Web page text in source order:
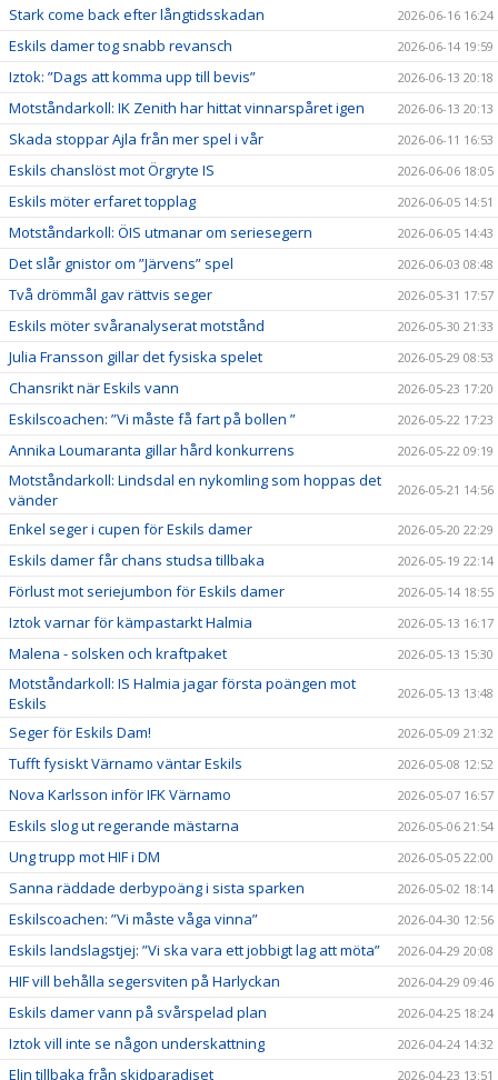
Stark come back efter långtidsskadan 2026-06-16 16:24
Eskils damer tog snabb revansch 2026-06-14 19:59
Iztok: ”Dags att komma upp till bevis” 2026-06-13 20:18
Motståndarkoll: IK Zenith har hittat vinnarspåret igen 2026-06-13 20:13
Skada stoppar Ajla från mer spel i vår 2026-06-11 16:53
Eskils chanslöst mot Örgryte IS 2026-06-06 18:05
Eskils möter erfaret topplag 2026-06-05 14:51
Motståndarkoll: ÖIS utmanar om seriesegern 2026-06-05 14:43
Det slår gnistor om ”Järvens” spel 2026-06-03 08:48
Två drömmål gav rättvis seger 2026-05-31 17:57
Eskils möter svåranalyserat motstånd 2026-05-30 21:33
Julia Fransson gillar det fysiska spelet 2026-05-29 08:53
Chansrikt när Eskils vann 2026-05-23 17:20
Eskilscoachen: ”Vi måste få fart på bollen ” 2026-05-22 17:23
Annika Loumaranta gillar hård konkurrens 2026-05-22 09:19
Motståndarkoll: Lindsdal en nykomling som hoppas det
vänder
2026-05-21 14:56
Enkel seger i cupen för Eskils damer 2026-05-20 22:29
Eskils damer får chans studsa tillbaka 2026-05-19 22:14
Förlust mot seriejumbon för Eskils damer 2026-05-14 18:55
Iztok varnar för kämpastarkt Halmia 2026-05-13 16:17
Malena - solsken och kraftpaket 2026-05-13 15:30
Motståndarkoll: IS Halmia jagar första poängen mot
Eskils
2026-05-13 13:48
Seger för Eskils Dam! 2026-05-09 21:32
Tufft fysiskt Värnamo väntar Eskils 2026-05-08 12:52
Nova Karlsson inför IFK Värnamo 2026-05-07 16:57
Eskils slog ut regerande mästarna 2026-05-06 21:54
Ung trupp mot HIF i DM 2026-05-05 22:00
Sanna räddade derbypoäng i sista sparken 2026-05-02 18:14
Eskilscoachen: ”Vi måste våga vinna” 2026-04-30 12:56
Eskils landslagstjej: ”Vi ska vara ett jobbigt lag att möta” 2026-04-29 20:08
HIF vill behålla segersviten på Harlyckan 2026-04-29 09:46
Eskils damer vann på svårspelad plan 2026-04-25 18:24
Iztok vill inte se någon underskattning 2026-04-24 14:32
Elin tillbaka från skidparadiset 2026-04-23 13:51